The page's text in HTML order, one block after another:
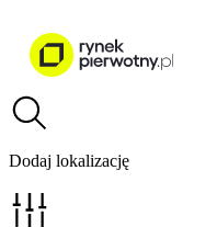
Dodaj lokalizację